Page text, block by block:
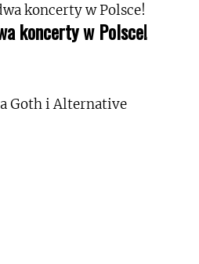
koncerty w Polsce!